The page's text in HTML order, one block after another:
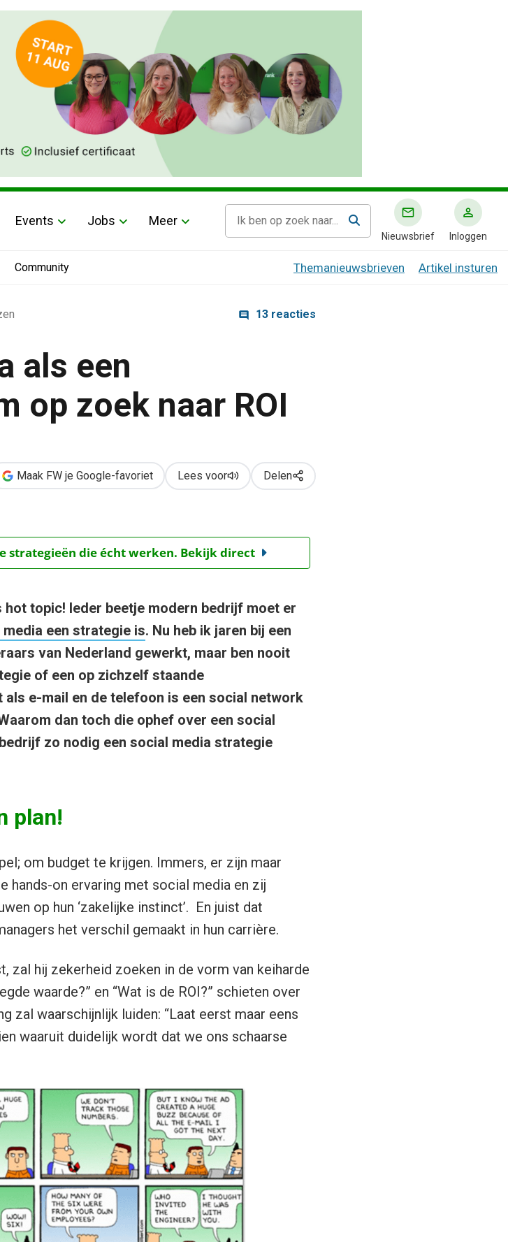
Events Jobs Meer
Nieuwsbrief Inloggen
Community Themanieuwsbrieven Artikel insturen
13 reacties
als een
op zoek naar ROI
Maak FW je Google-favoriet Lees voor Delen
strategieën die écht werken. Bekijk direct
topic! Ieder beetje modern bedrijf moet er
een strategie is. Nu heb ik jaren bij een
van Nederland gewerkt, maar ben nooit
of een op zichzelf staande
e-mail en de telefoon is een social network
dan toch die ophef over een social
zo nodig een social media strategie
plan!
om budget te krijgen. Immers, er zijn maar
hands-on ervaring met social media en zij
op hun ‘zakelijke instinct’. En juist dat
het verschil gemaakt in hun carrière.
zal hij zekerheid zoeken in de vorm van keiharde
waarde?” en “Wat is de ROI?” schieten over
zal waarschijnlijk luiden: “Laat eerst maar eens
waaruit duidelijk wordt dat we ons schaarse